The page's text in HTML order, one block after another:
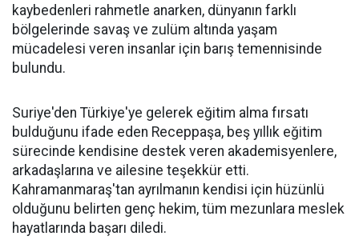
kaybedenleri rahmetle anarken, dünyanın farklı
bölgelerinde savaş ve zulüm altında yaşam
mücadelesi veren insanlar için barış temennisinde
bulundu.
Suriye'den Türkiye'ye gelerek eğitim alma fırsatı
bulduğunu ifade eden Receppaşa, beş yıllık eğitim
sürecinde kendisine destek veren akademisyenlere,
arkadaşlarına ve ailesine teşekkür etti.
Kahramanmaraş'tan ayrılmanın kendisi için hüzünlü
olduğunu belirten genç hekim, tüm mezunlara meslek
hayatlarında başarı diledi.